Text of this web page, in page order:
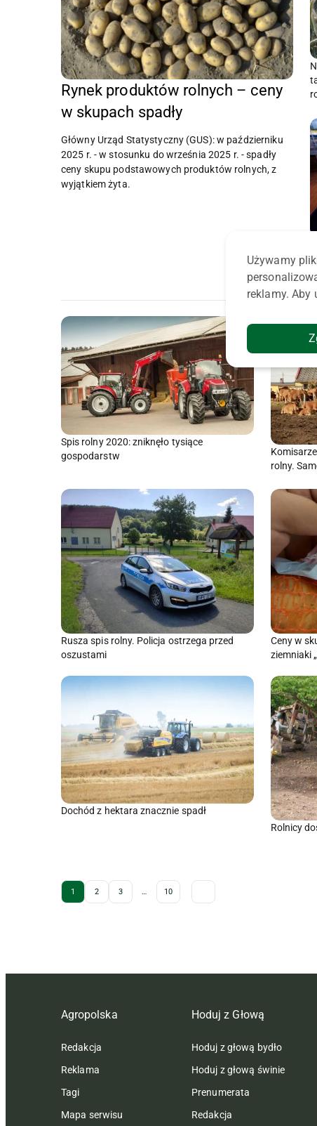
Rynek produktów rolnych – ceny
w skupach spadły
Główny Urząd Statystyczny (GUS): w październiku
2025 r. - w stosunku do września 2025 r. - spadły
ceny skupu podstawowych produktów rolnych, z
wyjątkiem żyta.
Spis rolny 2020: zniknęło tysiące
gospodarstw
rolny.
Rusza spis rolny. Policja ostrzega przed
oszustami
Ceny w
ziemniaki
Dochód z hektara znacznie spadł
Rolnicy
Archive Pagination
1 2 3 10
Agropolska
Redakcja
Reklama
Tagi
Mapa serwisu
Hoduj z Głową
Hoduj z głową bydło
Hoduj z głową świnie
Prenumerata
Redakcja
Używamy
reklamy. Aby